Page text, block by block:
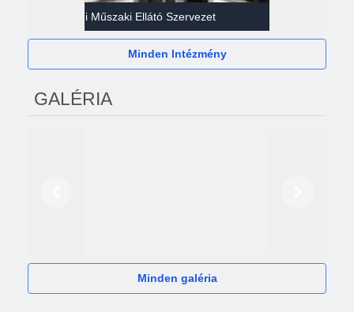
Gazdasági Műszaki Ellátó Szervezet
Minden Intézmény
GALÉRIA
Minden galéria